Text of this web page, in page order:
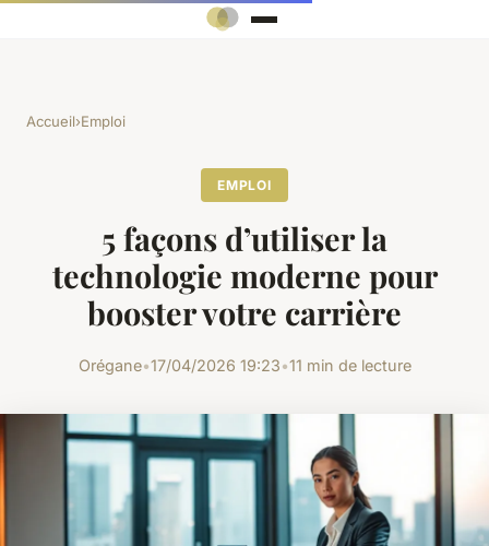
Accueil›Emploi
EMPLOI
5 façons d’utiliser la
technologie moderne pour
booster votre carrière
Orégane•17/04/2026 19:23•11 min de lecture